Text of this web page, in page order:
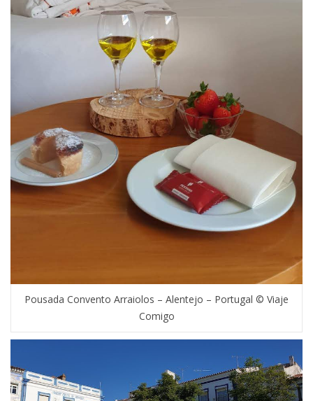
Pousada Convento Arraiolos – Alentejo – Portugal © Viaje
Comigo